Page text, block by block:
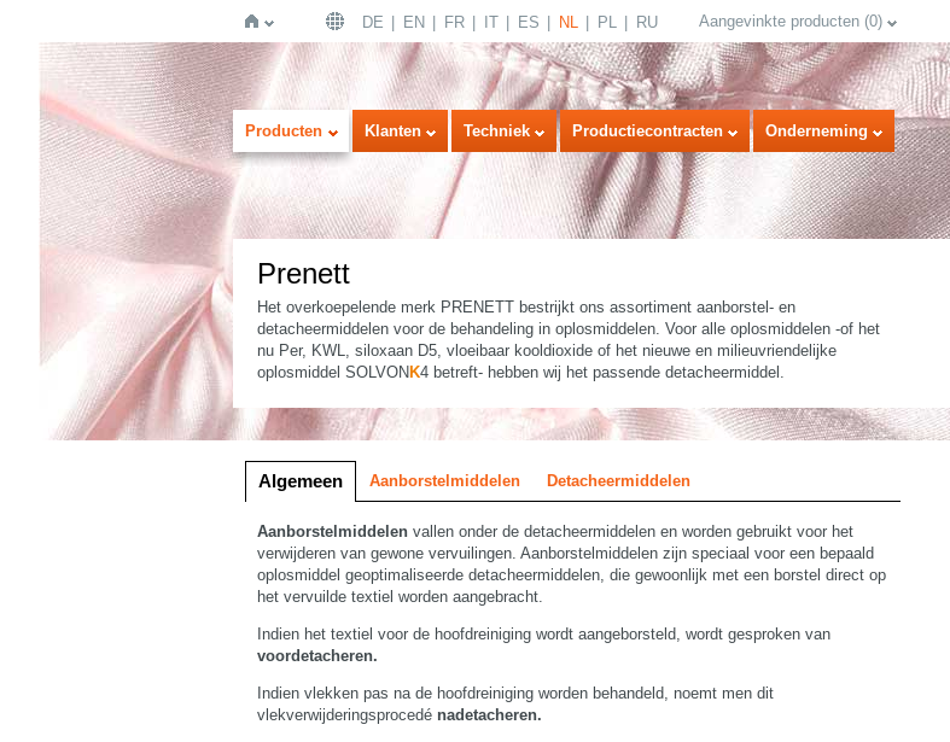
Home
DE EN FR IT ES NL PL RU Aangevinkte producten (0)
Producten Klanten Techniek Productiecontracten Onderneming
Prenett
Het overkoepelende merk PRENETT bestrijkt ons assortiment aanborstel- en
detacheermiddelen voor de behandeling in oplosmiddelen. Voor alle oplosmiddelen -of het
nu Per, KWL, siloxaan D5, vloeibaar kooldioxide of het nieuwe en milieuvriendelijke
oplosmiddel SOLVON K4 betreft- hebben wij het passende detacheermiddel.
Algemeen Aanborstelmiddelen Detacheermiddelen
Aanborstelmiddelen vallen onder de detacheermiddelen en worden gebruikt voor het
verwijderen van gewone vervuilingen. Aanborstelmiddelen zijn speciaal voor een bepaald
oplosmiddel geoptimaliseerde detacheermiddelen, die gewoonlijk met een borstel direct op
het vervuilde textiel worden aangebracht.
Indien het textiel voor de hoofdreiniging wordt aangeborsteld, wordt gesproken van
voordetacheren.
Indien vlekken pas na de hoofdreiniging worden behandeld, noemt men dit
vlekverwijderingsprocedé nadetacheren.